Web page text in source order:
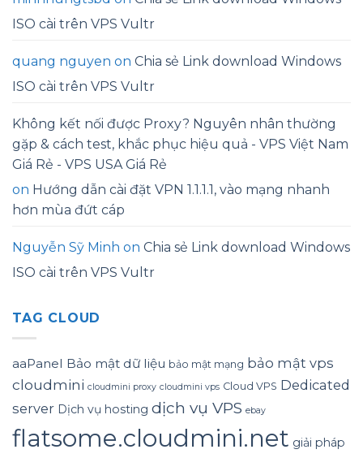
ISO cài trên VPS Vultr
quang nguyen on Chia sẻ Link download Windows
ISO cài trên VPS Vultr
Không kết nối được Proxy? Nguyên nhân thường
gặp & cách test, khắc phục hiệu quả - VPS Việt Nam
Giá Rẻ - VPS USA Giá Rẻ
on Hướng dẫn cài đặt VPN 1.1.1.1, vào mạng nhanh
hơn mùa đứt cáp
Nguyễn Sỹ Minh on Chia sẻ Link download Windows
ISO cài trên VPS Vultr
TAG CLOUD
aaPanel Bảo mật dữ liệu bảo mật mạng bảo mật vps
cloudmini cloudmini proxy cloudmini vps Cloud VPS Dedicated
server Dịch vụ hosting dịch vụ VPS ebay
flatsome.cloudmini.net giải pháp